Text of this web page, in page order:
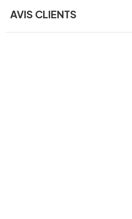
AVIS CLIENTS